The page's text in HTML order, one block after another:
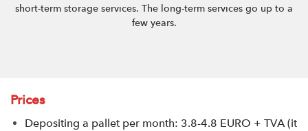
short-term storage services. The long-term services go up to a
few years.
Prices
Depositing a pallet per month: 3.8-4.8 EURO + TVA (it